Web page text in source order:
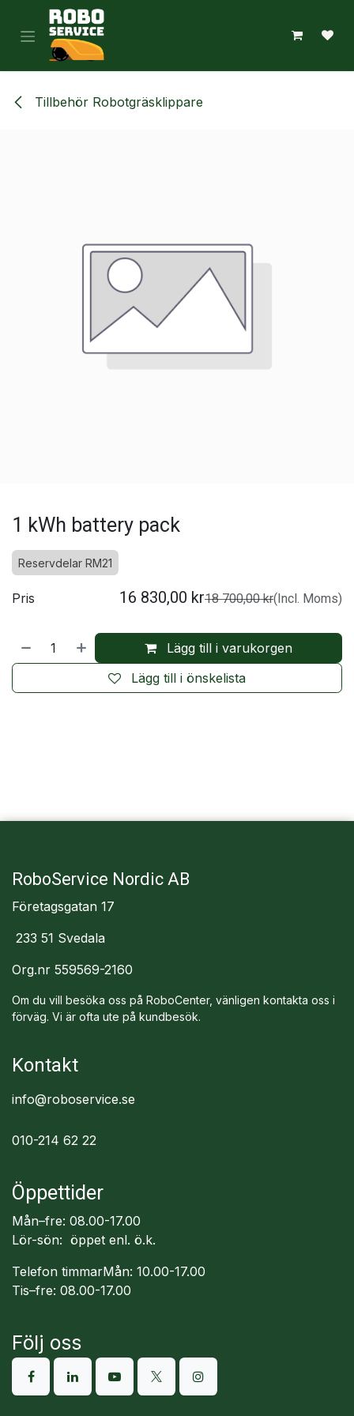
Hoppa till innehåll
Tillbehör Robotgräsklippare
1 kWh battery pack
Reservdelar RM21
Lägg till i varukorgen
Lägg till i önskelista
Pris 16 830,00 kr18 700,00kr(Incl. Moms)
RoboService Nordic AB
Företagsgatan 17
233 51 Svedala
Org.nr 559569-2160
Om du vill besöka oss på RoboCenter, vänligen kontakta oss i
förväg. Vi är ofta ute på kundbesök.
Kontakt
info@roboservice.se
010-214 62 22
Öppettider
Mån–fre: 08.00-17.00
Lör-sön: öppet enl. ö.k.
Telefon timmarMån: 10.00-17.00
Tis–fre: 08.00-17.00
Följ oss